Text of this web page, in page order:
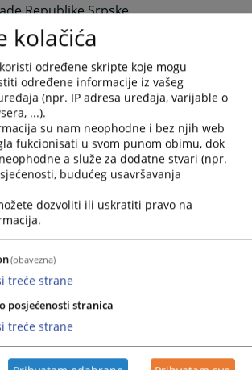
Republike Srpske
Srpske
poslova Republike Srpske
i raseljena lica
Srpske
carinahttps://www.rucrs.com
I ORGANIZACIJE U BiH
predstavnika (OHR)
https://www.oscebih.org
komisije u BiH
zahtjeve raseljenih lica i
kolačića
određene skripte koje mogu
određene informacije iz vašeg
(npr. IP adresa uređaja, varijable o
...).
su nam neophodne i bez njih web
fukcionisati u svom punom obimu, dok
a služe za dodatne stvari (npr.
budućeg usavršavanja
dozvoliti ili uskratiti pravo na
(obavezna)
treće strane
posjećenosti stranica
treće strane